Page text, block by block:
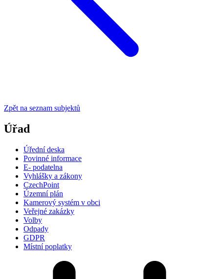
Zpět na seznam subjektů
Úřad
Úřední deska
Povinné informace
E- podatelna
Vyhlášky a zákony
CzechPoint
Územní plán
Kamerový systém v obci
Veřejné zakázky
Volby
Odpady
GDPR
Místní poplatky